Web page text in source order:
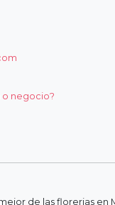
o negocio?
de las florerias en